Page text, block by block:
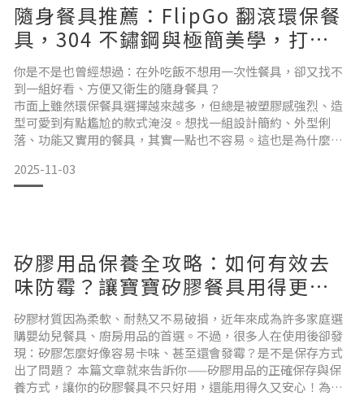
嬰幼兒餐具不是迷你版的成人餐具，它需要符合寶寶的發展階
段一歲左右的寶寶，正進入自我意識快速發展的時期，什麼事
都想「自己來」
但此時他們的小肌肉控制、握力與手
隨身餐具推薦：FlipGo 翻滾環保餐
具，304 不鏽鋼與極簡美學，打造
全齡通用的環保生活
你是不是也曾經想過：在外吃飯不想用一次性餐具，卻又找不
到一組好看、方便又衛生的隨身餐具？
市面上雖然環保餐具選擇越來越多，但總是被塑膠感強烈、造
型可愛到有點尷尬的款式淹沒。想找一組設計簡約、外型俐
落、功能又實用的餐具，其實一點也不容易。這也是為什麼越
只是一組兒童餐具，更是結合外觀設計、實用功能與攜帶便利
的全齡通用款。今天就帶你認識，為什麼 FlipGo 不只是寶寶專
2025-11-03
矽膠用品保養全攻略：如何有效去
味防霉？讓寶寶矽膠餐具用得更安
心的秘訣
矽膠材質因為柔軟、耐熱又不易破損，近年來成為許多家庭選
購嬰幼兒餐具、廚房用品的首選。不過，很多人在使用後卻發
現：矽膠怎麼好像容易卡味、甚至還會發霉？是不是保存方式
出了問題？ 本篇文章就來告訴你——矽膠用品的正確保存與保
養方式，讓你的矽膠餐具不只好用，還能用得久又安心！為什